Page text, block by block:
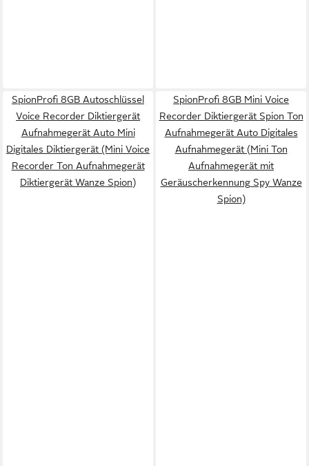
SpionProfi 8GB Autoschlüssel
Voice Recorder Diktiergerät
Aufnahmegerät Auto Mini
Digitales Diktiergerät (Mini Voice
Recorder Ton Aufnahmegerät
Diktiergerät Wanze Spion)
SpionProfi 8GB Mini Voice
Recorder Diktiergerät Spion Ton
Aufnahmegerät Auto Digitales
Aufnahmegerät (Mini Ton
Aufnahmegerät mit
Geräuscherkennung Spy Wanze
Spion)